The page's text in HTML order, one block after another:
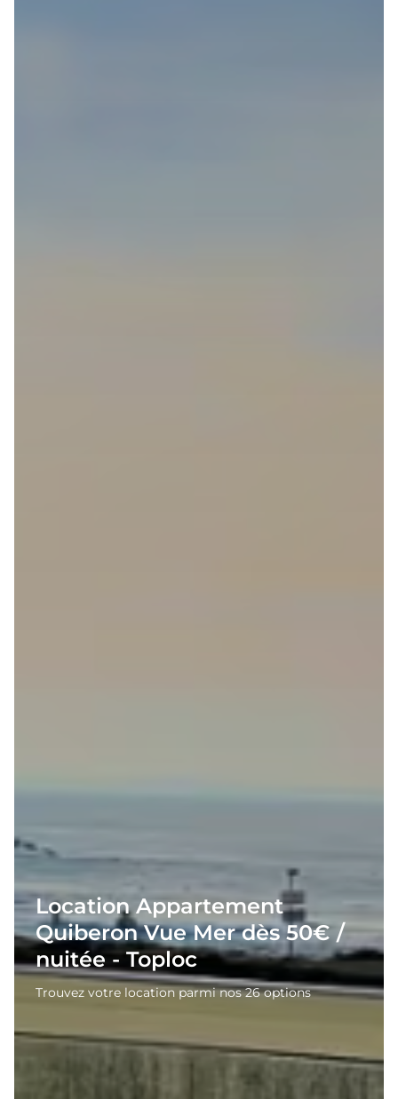
Location Appartement
Quiberon Vue Mer dès 50€ /
nuitée - Toploc
Trouvez votre location parmi nos 26 options